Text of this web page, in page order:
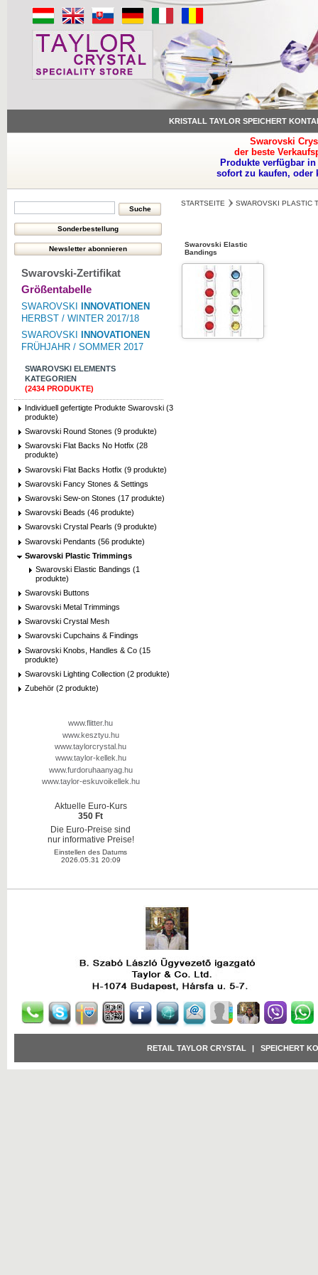
KRISTALL TAYLOR SPEICHERT
Swarovski
der beste
Produkte verfügbar
sofort zu kaufen, oder
Swarovski-Zertifikat
Größentabelle
SWAROVSKI
INNOVATIONEN
HERBST / WINTER 2017/18
SWAROVSKI
INNOVATIONEN
FRÜHJAHR / SOMMER 2017
SWAROVSKI ELEMENTS
KATEGORIEN
(2434 PRODUKTE)
Individuell gefertigte Produkte Swarovski (3
produkte)
Swarovski Round Stones (9 produkte)
Swarovski Flat Backs No Hotfix (28
produkte)
Swarovski Flat Backs Hotfix (9 produkte)
Swarovski Fancy Stones & Settings
Swarovski Sew-on Stones (17 produkte)
Swarovski Beads (46 produkte)
Swarovski Crystal Pearls (9 produkte)
Swarovski Pendants (56 produkte)
Swarovski Plastic Trimmings
Swarovski Elastic Bandings (1
produkte)
Swarovski Buttons
Swarovski Metal Trimmings
Swarovski Crystal Mesh
Swarovski Cupchains & Findings
Swarovski Knobs, Handles & Co (15
produkte)
Swarovski Lighting Collection (2 produkte)
Zubehör (2 produkte)
www.flitter.hu
www.kesztyu.hu
www.taylorcrystal.hu
www.taylor-kellek.hu
www.furdoruhaanyag.hu
www.taylor-eskuvoikellek.hu
Aktuelle Euro-Kurs
350 Ft
Die Euro-Preise sind
nur informative Preise!
Einstellen des Datums
2026.05.31 20:09
STARTSEITE SWAROVSKI PLASTIC
Swarovski Elastic
Bandings
RETAIL TAYLOR CRYSTAL SPEICHERT